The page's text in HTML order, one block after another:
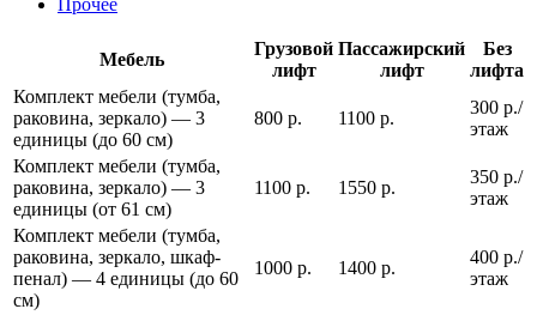
Прочее
Мебель
Грузовой
лифт
Пассажирский
лифт
Без
лифта
Комплект мебели (тумба,
раковина, зеркало) — 3
единицы (до 60 см)
800 р. 1100 р.
300 р./
этаж
Комплект мебели (тумба,
раковина, зеркало) — 3
единицы (от 61 см)
1100 р. 1550 р.
350 р./
этаж
Комплект мебели (тумба,
раковина, зеркало, шкаф-
пенал) — 4 единицы (до 60
см)
1000 р. 1400 р.
400 р./
этаж